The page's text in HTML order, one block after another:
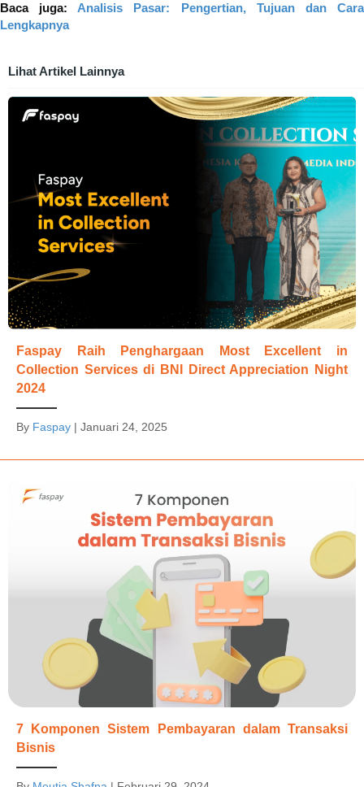
Baca juga: Analisis Pasar: Pengertian, Tujuan dan Cara
Lengkapnya
Lihat Artikel Lainnya
Faspay Raih Penghargaan Most Excellent in
Collection Services di BNI Direct Appreciation Night
2024
By Faspay | Januari 24, 2025
7 Komponen Sistem Pembayaran dalam Transaksi
Bisnis